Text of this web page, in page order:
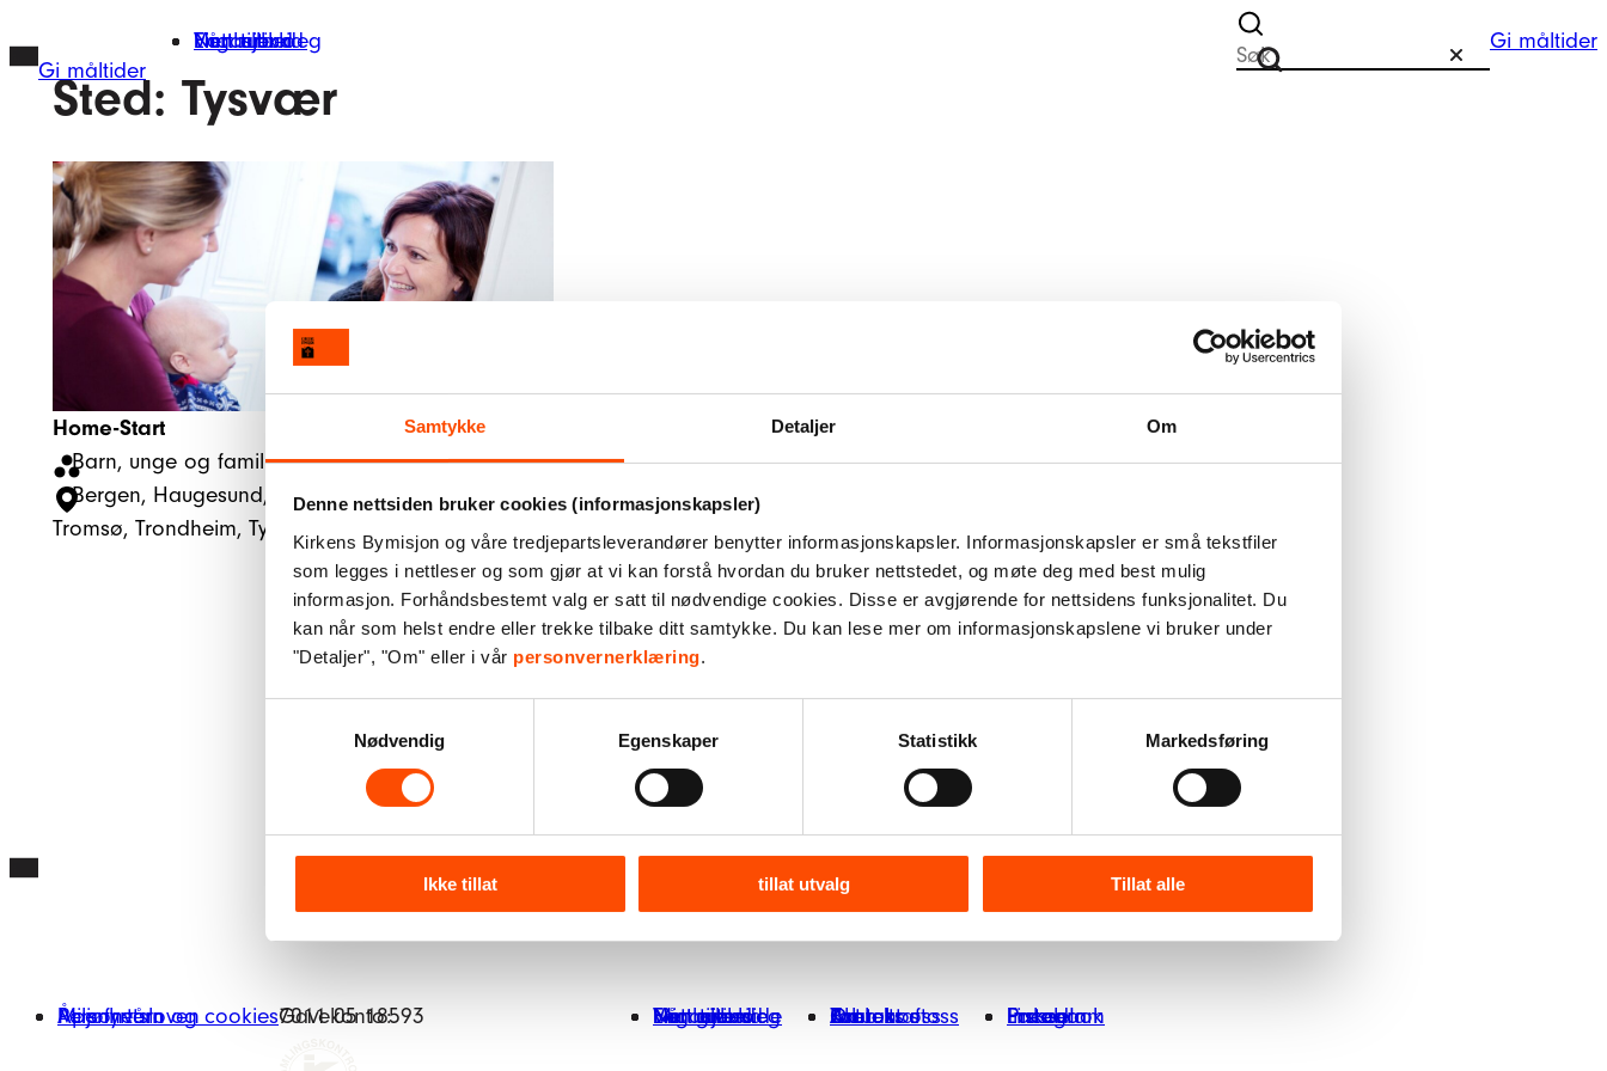
Samtykke Detaljer Om
Denne nettsiden bruker cookies (informasjonskapsler)
Kirkens Bymisjon og våre tredjepartsleverandører benytter informasjonskapsler. Informasjonskapsler er små tekstfiler
som legges i nettleser og som gjør at vi kan forstå hvordan du bruker nettstedet, og møte deg med best mulig
informasjon. Forhåndsbestemt valg er satt til nødvendige cookies. Disse er avgjørende for nettsidens funksjonalitet. Du
kan når som helst endre eller trekke tilbake ditt samtykke. Du kan lese mer om informasjonskapslene vi bruker under
"Detaljer", "Om" eller i vår personvernerklæring.
Nødvendig
Egenskaper Statistikk Markedsføring
Ikke tillat tillat utvalg Tillat alle
innhold
Gi måltider
Finn tilbud
Vårt arbeid
Engasjer deg
Nettbutikk Søk etter
Søk TilbakestillGi måltider
Sted:Tysvær
Home-Start
Barn, unge og familier, Mangfold
Bergen, Haugesund, Karmøy , Malvik, Moss, Oslo,
Tromsø, Trondheim, Tysvær
Miljøfyrtårn
Åpenhetsloven
Personvern og cookiesGavekonto:
7011 05 18593 Finn tilbud
Vårt arbeid
Engasjer deg
Nettbutikk
Min giverside Om oss
Kontakt oss
Bærekraft
Aktuelt
Jobb hos oss Presse
Facebook
Instagram
LinkedIn